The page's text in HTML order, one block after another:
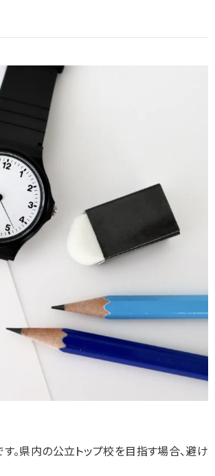
。県内の公立トップ校を目指す場合、避け